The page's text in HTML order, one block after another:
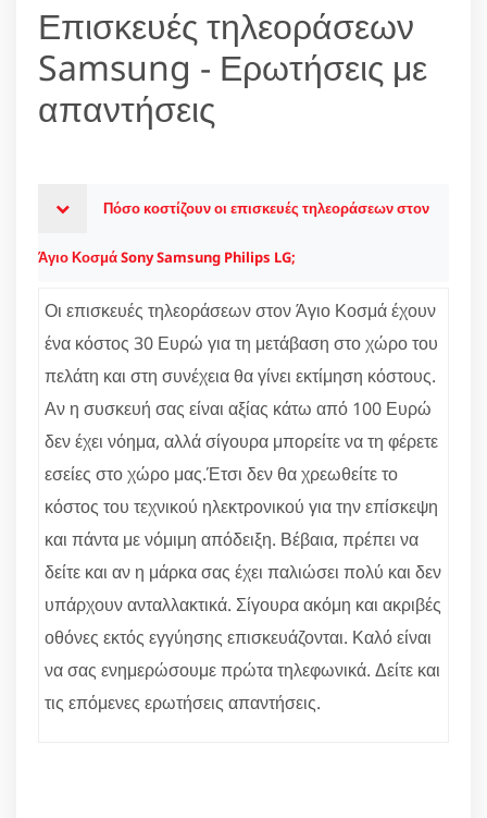
Επισκευές τηλεοράσεων
Samsung - Ερωτήσεις με
απαντήσεις
Πόσο κοστίζουν οι επισκευές τηλεοράσεων στον
Άγιο Κοσμά Sony Samsung Philips LG;
Οι επισκευές τηλεοράσεων στον Άγιο Κοσμά έχουν
ένα κόστος 30 Ευρώ για τη μετάβαση στο χώρο του
πελάτη και στη συνέχεια θα γίνει εκτίμηση κόστους.
Αν η συσκευή σας είναι αξίας κάτω από 100 Ευρώ
δεν έχει νόημα, αλλά σίγουρα μπορείτε να τη φέρετε
εσείες στο χώρο μας.Έτσι δεν θα χρεωθείτε το
κόστος του τεχνικού ηλεκτρονικού για την επίσκεψη
και πάντα με νόμιμη απόδειξη. Βέβαια, πρέπει να
δείτε και αν η μάρκα σας έχει παλιώσει πολύ και δεν
υπάρχουν ανταλλακτικά. Σίγουρα ακόμη και ακριβές
οθόνες εκτός εγγύησης επισκευάζονται. Καλό είναι
να σας ενημερώσουμε πρώτα τηλεφωνικά. Δείτε και
τις επόμενες ερωτήσεις απαντήσεις.